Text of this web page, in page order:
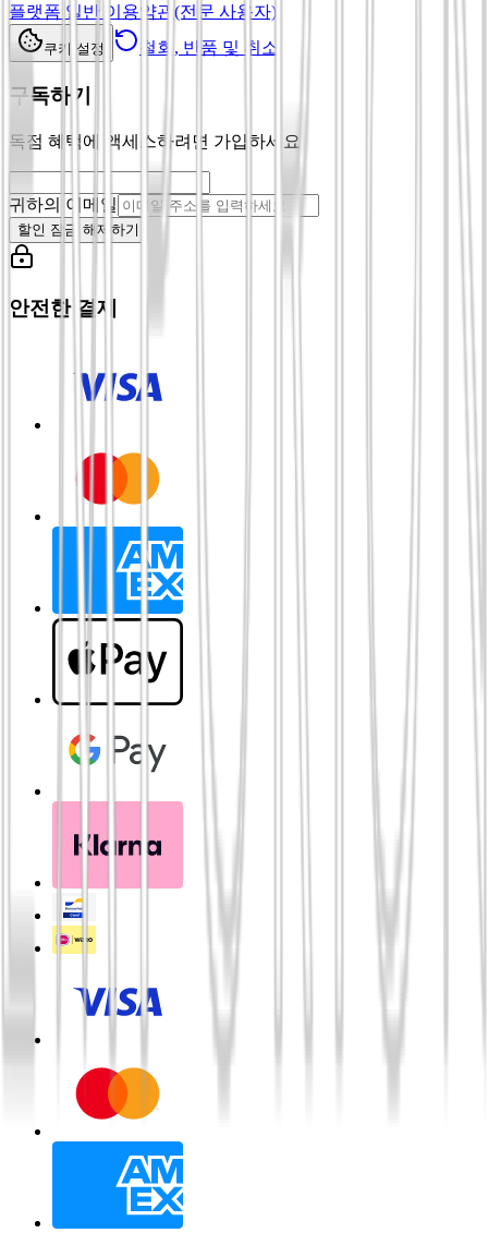
플랫폼 일반 이용약관(전문 사용자)
쿠키 설정 철회, 반품 및 취소
구독하기
독점 혜택에 액세스하려면 가입하세요
귀하의 이메일
할인 잠금 해제하기
안전한 결제